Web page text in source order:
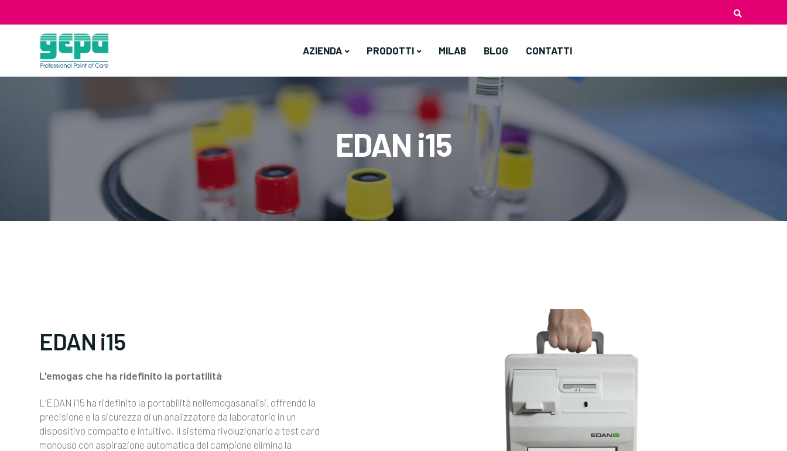
AZIENDA PRODOTTI MILAB BLOG CONTATTI
EDAN i15
EDAN i15
L'emogas che ha ridefinito la portatilità
L’EDAN i15 ha ridefinito la portabilità nell’emogasanalisi, offrendo la
precisione e la sicurezza di un analizzatore da laboratorio in un
dispositivo compatto e intuitivo. Il sistema rivoluzionario a test card
monouso con aspirazione automatica del campione elimina la